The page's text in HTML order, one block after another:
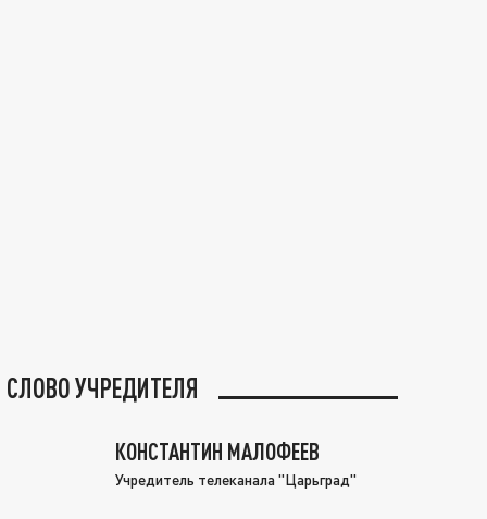
СЛОВО УЧРЕДИТЕЛЯ
КОНСТАНТИН МАЛОФЕЕВ
Учредитель телеканала "Царьград"